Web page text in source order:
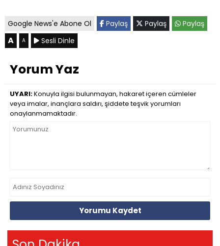
Google News'e Abone Ol Paylaş Paylaş Paylaş
A A Sesli Dinle
Yorum Yaz
UYARI:Konuyla ilgisi bulunmayan, hakaret içeren cümleler
veya imalar, inançlara saldırı, şiddete teşvik yorumları
onaylanmamaktadır.
Yorumu Kaydet